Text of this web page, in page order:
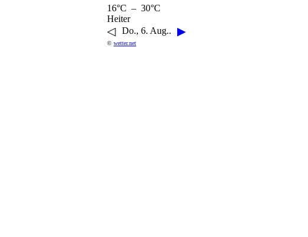
16°C – 30°C
Heiter
◁ Do., 6. Aug.. ▶
© wetter.net